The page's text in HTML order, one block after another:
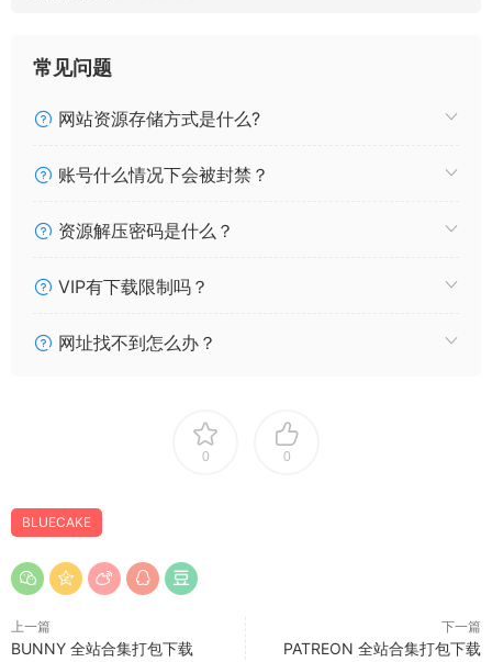
最新目录：
常见问题
网站资源存储方式是什么?
账号什么情况下会被封禁？
资源解压密码是什么？
VIP有下载限制吗？
网址找不到怎么办？
0 0
BLUECAKE
上一篇
BUNNY 全站合集打包下载
下一篇
PATREON 全站合集打包下载